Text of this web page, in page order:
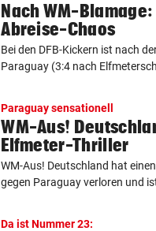
Nach WM-
Abreise-Chaos
Bei den DFB-Kickern ist nach
Paraguay (3:4 nach
Paraguay sensationell
WM-Aus!
Elfmeter-Thriller
WM-Aus! Deutschland hat
gegen Paraguay verloren und
Da ist Nummer 23: